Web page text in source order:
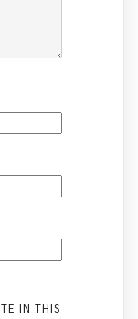
IN THIS